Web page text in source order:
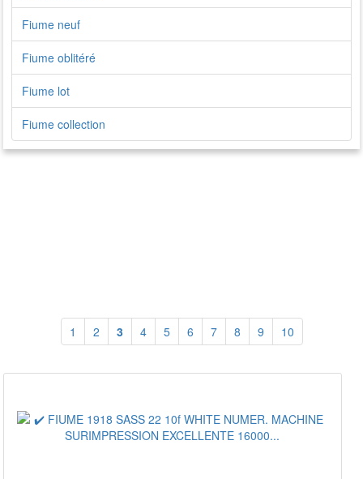
Fiume neuf
Fiume oblitéré
Fiume lot
Fiume collection
1 2 3 4 5 6 7 8 9 10